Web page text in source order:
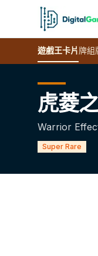
遊戲王卡片牌組
虎菱
Warrior
Super Rare